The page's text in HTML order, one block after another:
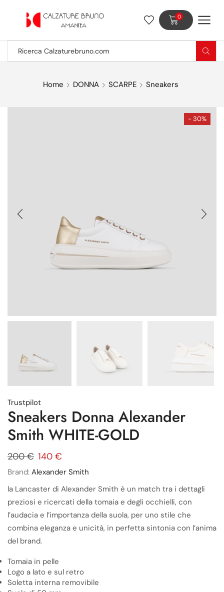
0
Home DONNA SCARPE Sneakers
- 30%
Trustpilot
Sneakers Donna Alexander
Smith WHITE-GOLD
200€ 140 €
Brand: Alexander Smith
la Lancaster di Alexander Smith è un match tra i dettagli
preziosi e ricercati della tomaia e degli occhielli, con
l’audacia e l’importanza della suola, per uno stile che
combina eleganza e unicità, in perfetta sintonia con l’anima
del brand.
Tomaia in pelle
Logo a lato e sul retro
Soletta interna removibile